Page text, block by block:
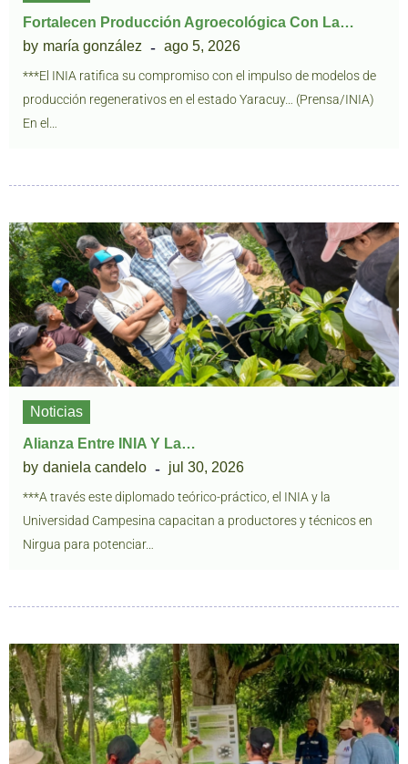
Fortalecen Producción Agroecológica Con La…
by maría gonzález ago 5, 2026
***El INIA ratifica su compromiso con el impulso de modelos de
producción regenerativos en el estado Yaracuy… (Prensa/INIA)
En el…
Noticias
Alianza Entre INIA Y La…
by daniela candelo jul 30, 2026
***A través este diplomado teórico-práctico, el INIA y la
Universidad Campesina capacitan a productores y técnicos en
Nirgua para potenciar…